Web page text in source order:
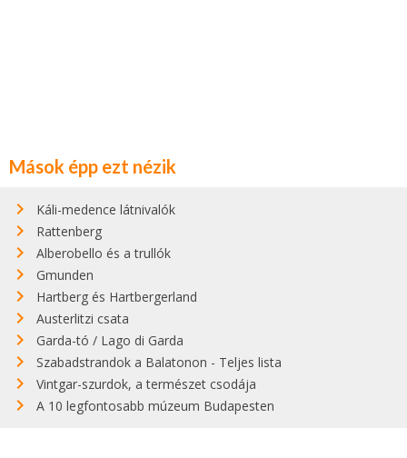
Mások épp ezt nézik
Káli-medence látnivalók
Rattenberg
Alberobello és a trullók
Gmunden
Hartberg és Hartbergerland
Austerlitzi csata
Garda-tó / Lago di Garda
Szabadstrandok a Balatonon - Teljes lista
Vintgar-szurdok, a természet csodája
A 10 legfontosabb múzeum Budapesten